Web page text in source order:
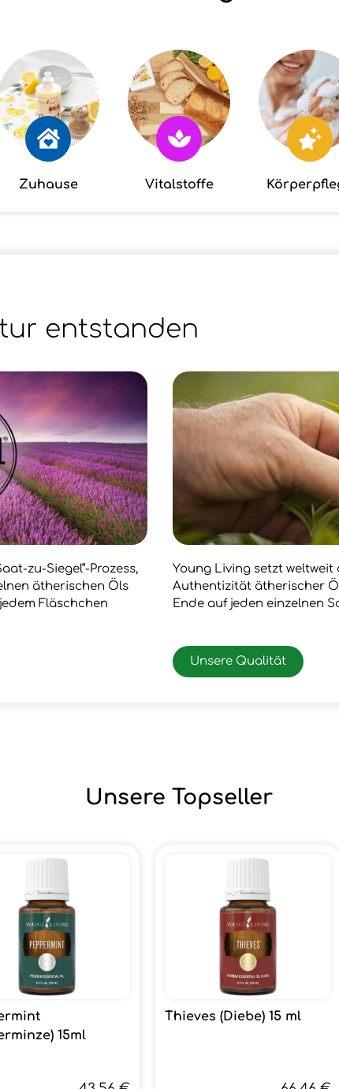
Zuhause Vitalstoffe
entstanden
zu-Siegel“-Prozess,
ätherischen Öls
Fläschchen
Young Living setzt
Authentizität ätherischer
Ende auf jeden einzelnen
Unsere Qualität
Unsere Topseller
15ml
Thieves (Diebe) 15 ml